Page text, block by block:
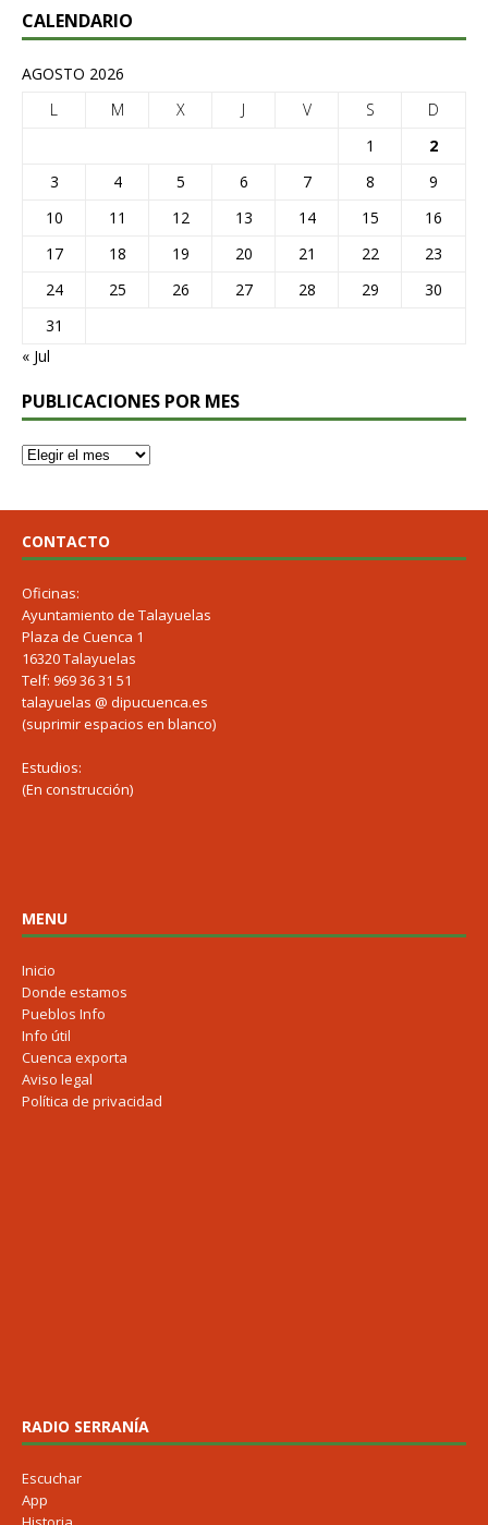
CALENDARIO
AGOSTO 2026
L
M X J V S
D
1
2
3
4 5 6 7 8
9
10
11 12 13 14 15
16
17
18 19 20 21 22
23
24
25 26 27 28 29
30
31
« Jul
PUBLICACIONES POR MES
CONTACTO
Oficinas:
Ayuntamiento de Talayuelas
Plaza de Cuenca 1
16320 Talayuelas
Telf: 969 36 31 51
talayuelas @ dipucuenca.es
(suprimir espacios en blanco)
Estudios:
(En construcción)
MENU
Inicio
Donde estamos
Pueblos Info
Info útil
Cuenca exporta
Aviso legal
Política de privacidad
RADIO SERRANÍA
Escuchar
App